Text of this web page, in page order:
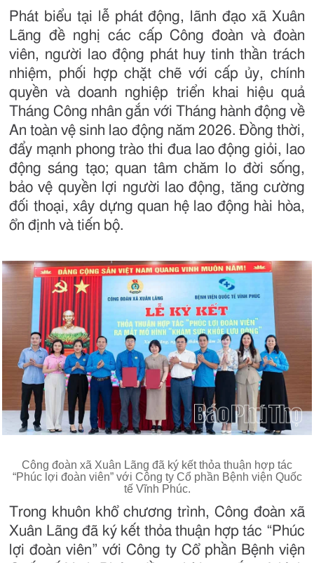
Phát biểu tại lễ phát động, lãnh đạo xã Xuân
Lãng đề nghị các cấp Công đoàn và đoàn
viên, người lao động phát huy tinh thần trách
nhiệm, phối hợp chặt chẽ với cấp ủy, chính
quyền và doanh nghiệp triển khai hiệu quả
Tháng Công nhân gắn với Tháng hành động về
An toàn vệ sinh lao động năm 2026. Đồng thời,
đẩy mạnh phong trào thi đua lao động giỏi, lao
động sáng tạo; quan tâm chăm lo đời sống,
bảo vệ quyền lợi người lao động, tăng cường
đối thoại, xây dựng quan hệ lao động hài hòa,
ổn định và tiến bộ.
Công đoàn xã Xuân Lãng đã ký kết thỏa thuận hợp tác
“Phúc lợi đoàn viên” với Công ty Cổ phần Bệnh viện Quốc
tế Vĩnh Phúc.
Trong khuôn khổ chương trình, Công đoàn xã
Xuân Lãng đã ký kết thỏa thuận hợp tác “Phúc
lợi đoàn viên” với Công ty Cổ phần Bệnh viện